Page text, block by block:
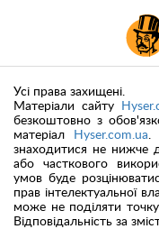
Усі права захищені.
Матеріали сайту
безкоштовно з
матеріал
Hyser.com.ua
знаходитися не нижче
або часткового
умов буде
прав інтелектуальної
може не поділяти точку
Відповідальність за